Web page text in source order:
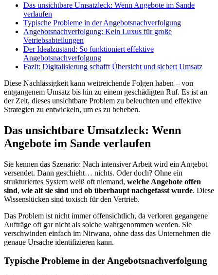
Das unsichtbare Umsatzleck: Wenn Angebote im Sande
verlaufen
Typische Probleme in der Angebotsnachverfolgung
Angebotsnachverfolgung: Kein Luxus für große
Vetriebsabteilungen
Der Idealzustand: So funktioniert effektive
Angebotsnachverfolgung
Fazit: Digitalisierung schafft Übersicht und sichert Umsatz
Diese Nachlässigkeit kann weitreichende Folgen haben – von
entgangenem Umsatz bis hin zu einem geschädigten Ruf. Es ist an
der Zeit, dieses unsichtbare Problem zu beleuchten und effektive
Strategien zu entwickeln, um es zu beheben.
Das unsichtbare Umsatzleck: Wenn
Angebote im Sande verlaufen
Sie kennen das Szenario: Nach intensiver Arbeit wird ein Angebot
versendet. Dann geschieht… nichts. Oder doch? Ohne ein
strukturiertes System weiß oft niemand, welche Angebote offen
sind, wie alt sie sind und ob überhaupt nachgefasst wurde. Diese
Wissenslücken sind toxisch für den Vertrieb.
Das Problem ist nicht immer offensichtlich, da verloren gegangene
Aufträge oft gar nicht als solche wahrgenommen werden. Sie
verschwinden einfach im Nirwana, ohne dass das Unternehmen die
genaue Ursache identifizieren kann.
Typische Probleme in der Angebotsnachverfolgung